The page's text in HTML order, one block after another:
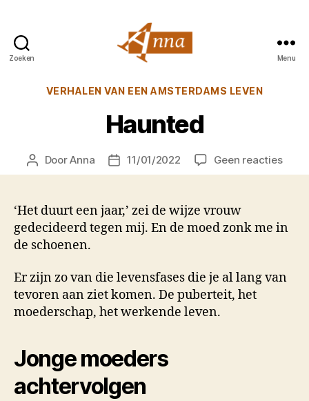
Zoeken
van
Menu
Categorieën
VERHALEN VAN EEN AMSTERDAMS LEVEN
Haunted
Berichtauteur
DoorAnna Berichtdatum
11/01/2022 Geen reactiesop
‘Het duurt een jaar,’ zei de wijze vrouw
gedecideerd tegen mij. En de moed zonk me in
de schoenen.
Er zijn zo van die levensfases die je al lang van
tevoren aan ziet komen. De puberteit, het
moederschap, het werkende leven.
Jonge moeders
achtervolgen